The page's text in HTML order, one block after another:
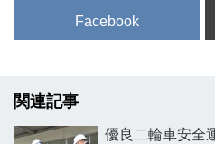
Facebook
関連記事
優良二輪車安全